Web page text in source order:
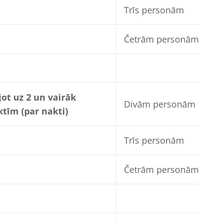
Trīs personām
Četrām personām
uz 2 un vairāk
(par nakti)
Divām personām
Trīs personām
Četrām personām